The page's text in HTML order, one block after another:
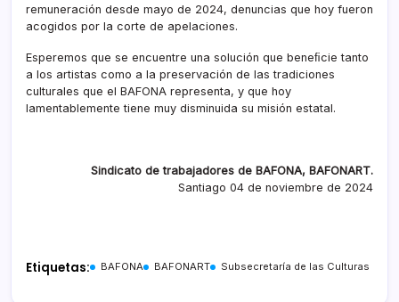
remuneración desde mayo de 2024, denuncias que hoy fueron
acogidos por la corte de apelaciones.
Esperemos que se encuentre una solución que beneﬁcie tanto
a los artistas como a la preservación de las tradiciones
culturales que el BAFONA representa, y que hoy
lamentablemente tiene muy disminuida su misión estatal.
Sindicato de trabajadores de BAFONA, BAFONART.
Santiago 04 de noviembre de 2024
Etiquetas: BAFONA BAFONART Subsecretaría de las Culturas